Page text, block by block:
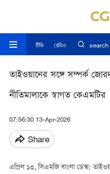
টিভি রেডিও search
তাইওয়ানের সঙ্গে সম্পর্ক
নীতিমালাকে স্বাগত কেএমটির
07:56:30 13-Apr-2026
Share
এপ্রিল ১৩, সিএমজি বাংলা ডেস্ক: